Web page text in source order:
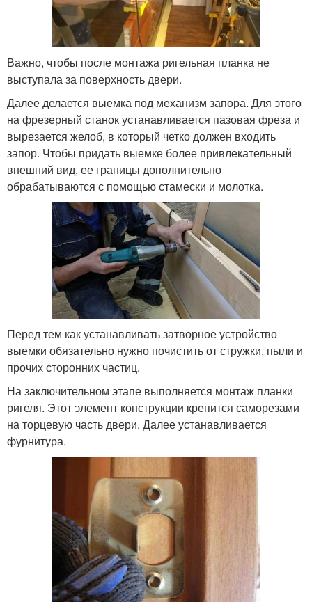
Важно, чтобы после монтажа ригельная планка не
выступала за поверхность двери.
Далее делается выемка под механизм запора. Для этого
на фрезерный станок устанавливается пазовая фреза и
вырезается желоб, в который четко должен входить
запор. Чтобы придать выемке более привлекательный
внешний вид, ее границы дополнительно
обрабатываются с помощью стамески и молотка.
Перед тем как устанавливать затворное устройство
выемки обязательно нужно почистить от стружки, пыли и
прочих сторонних частиц.
На заключительном этапе выполняется монтаж планки
ригеля. Этот элемент конструкции крепится саморезами
на торцевую часть двери. Далее устанавливается
фурнитура.